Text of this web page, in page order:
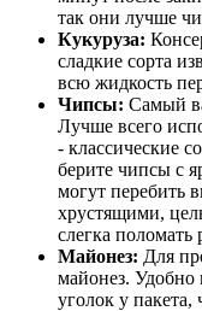
так они лучше
Кукуруза:
сладкие сорта
всю жидкость
Чипсы: Самый
Лучше всего
- классические
берите чипсы с
могут перебить
хрустящими,
слегка
Майонез: Для
майонез. Удобно
уголок у пакета,